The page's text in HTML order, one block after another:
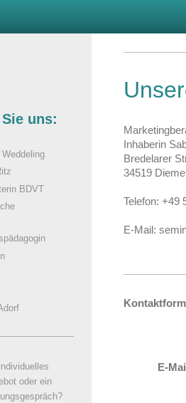
Inhaberin
Bredelarer
34519
Telefon: +49
E-Mail:
E-
uns:
BDVT
oder ein